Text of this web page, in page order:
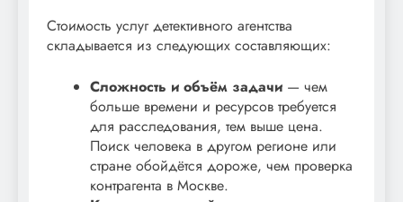
Стоимость услуг детективного агентства
складывается из следующих составляющих:
Сложность и объём задачи — чем
больше времени и ресурсов требуется
для расследования, тем выше цена.
Поиск человека в другом регионе или
стране обойдётся дороже, чем проверка
контрагента в Москве.